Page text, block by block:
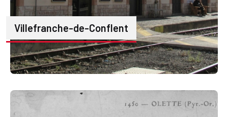
Villefranche-de-Conflent